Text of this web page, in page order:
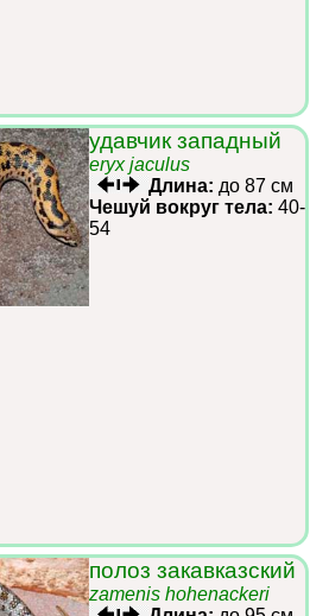
удавчик западный
eryx jaculus
Длина: до 87 см
Чешуй вокруг тела: 40-
54
полоз закавказский
zamenis hohenackeri